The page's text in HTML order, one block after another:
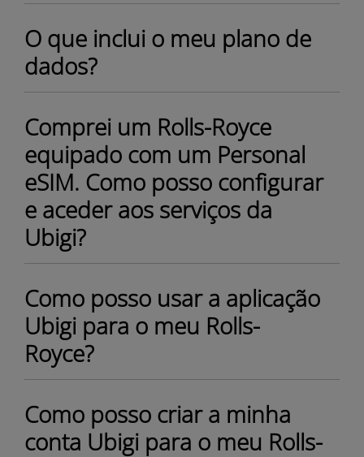
O que inclui o meu plano de
dados?
Comprei um Rolls-Royce
equipado com um Personal
eSIM. Como posso configurar
e aceder aos serviços da
Ubigi?
Como posso usar a aplicação
Ubigi para o meu Rolls-
Royce?
Como posso criar a minha
conta Ubigi para o meu Rolls-